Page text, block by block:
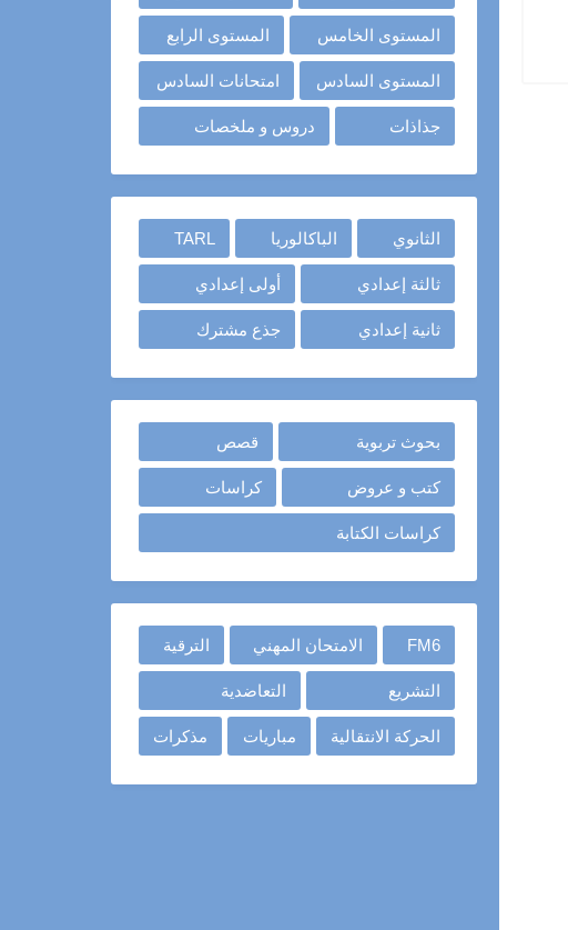
المستوى الخامس المستوى الرابع
المستوى السادس امتحانات السادس
جذاذات دروس و ملخصات
الثانوي الباكالوريا TARL
ثالثة إعدادي أولى إعدادي
ثانية إعدادي جذع مشترك
بحوث تربوية قصص
كتب و عروض كراسات
كراسات الكتابة
FM6 الامتحان المهني الترقية
التشريع التعاضدية
الحركة الانتقالية مباريات مذكرات